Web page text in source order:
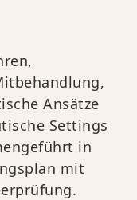
Ansätze
Settings
in
mit